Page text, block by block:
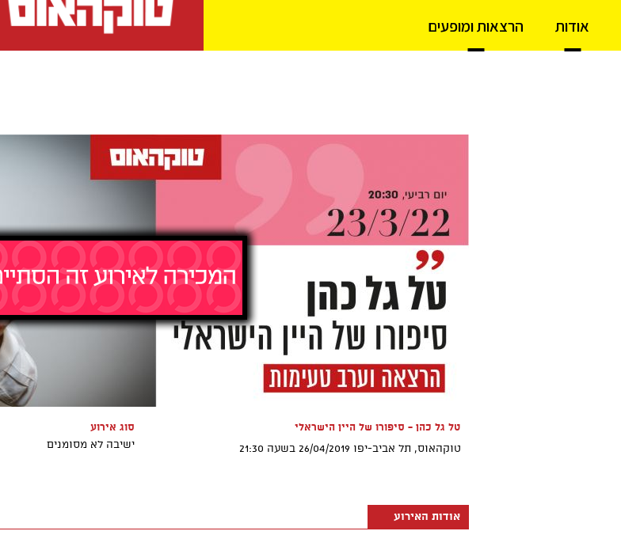
אודות הרצאות ומופעים